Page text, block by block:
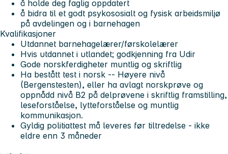
å holde deg faglig oppdatert
å bidra til et godt psykososialt og fysisk arbeidsmiljø
på avdelingen og i barnehagen
Kvalifikasjoner
Utdannet barnehagelærer/førskolelærer
Hvis utdannet i utlandet; godkjenning fra Udir
Gode norskferdigheter muntlig og skriftlig
Ha bestått test i norsk -- Høyere nivå
(Bergenstesten), eller ha avlagt norskprøve og
oppnådd nivå B2 på delprøvene i skriftlig framstilling,
leseforståelse, lytteforståelse og muntlig
kommunikasjon.
Gyldig politiattest må leveres før tiltredelse - ikke
eldre enn 3 måneder